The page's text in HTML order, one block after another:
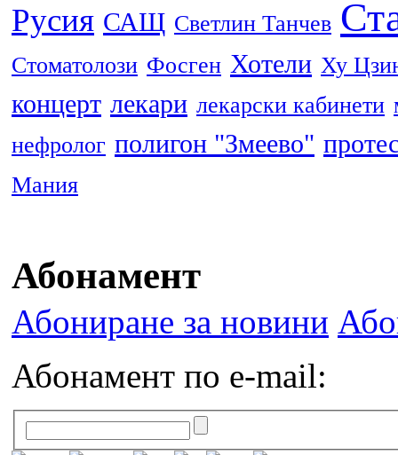
Русия САЩ Светлин Танчев
Стоматолози Фосген Хотели Ху
концерт лекари лекарски кабинети
нефролог полигон "Змеево"
Мания
Абонамент
Абониране за новини
Абонамент по e-mail: